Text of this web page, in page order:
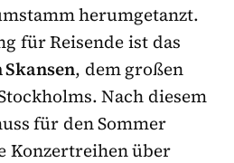
herumgetanzt.
für Reisende ist das
, dem großen
Nach diesem
für den Sommer
Konzertreihen über